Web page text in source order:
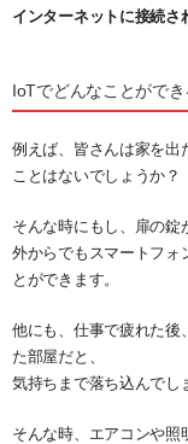
インターネットに接続さ
IoTでどんなことができ
例えば、皆さんは家を
ことはないでしょうか？
そんな時にもし、扉の錠
外からでもスマートフォ
とができます。
他にも、仕事で疲れた後
た部屋だと、
気持ちまで落ち込んでし
そんな時、エアコンや照